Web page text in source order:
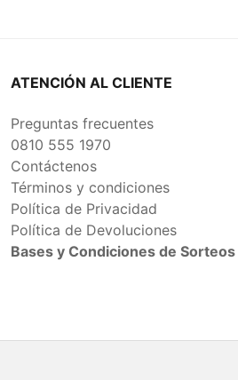
ATENCIÓN AL CLIENTE
Preguntas frecuentes
0810 555 1970
Contáctenos
Términos y condiciones
Política de Privacidad
Política de Devoluciones
Bases y Condiciones de Sorteos